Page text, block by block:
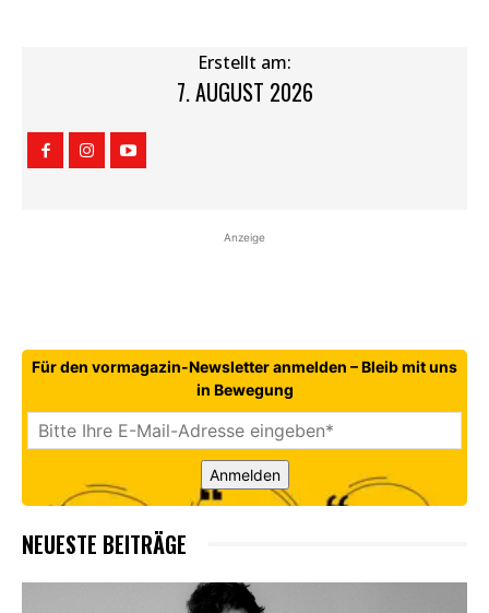
Erstellt am:
7. AUGUST 2026
Anzeige
Für den vormagazin-Newsletter anmelden – Bleib mit uns
in Bewegung
Anmelden
NEUESTE BEITRÄGE